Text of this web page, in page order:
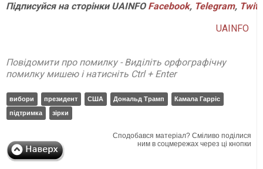
Підписуйся на сторінки UAINFO Facebook, Telegram,
UAINFO
Повідомити про помилку - Виділіть орфографічну
помилку мишею і натисніть Ctrl + Enter
вибори президент США Дональд Трамп
Камала Гарріс
підтримка
зірки
Сподобався матеріал? Сміливо поділися
ним в соцмережах через ці кнопки